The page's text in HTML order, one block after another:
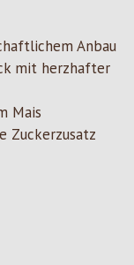
Anbau
mit herzhafter
Mais
Zuckerzusatz